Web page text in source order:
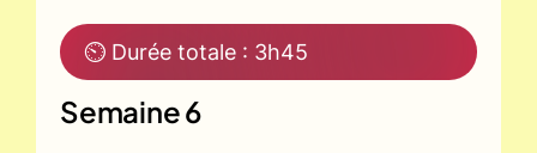
⏲ Durée totale : 3h45
Semaine 6